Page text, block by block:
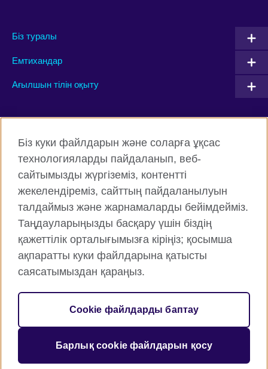
Біз туралы
Емтихандар
Ағылшын тілін оқыту
Connect with us
Facebook Twitter
Instagram YouTube
Flickr
British Council жаһанды түрде
Құпиялық және пайдалану шарттары
Cookie файлдары
Веб-тораптың картасы
© 2026 British Council
Біз куки файлдарын және соларға ұқсас
технологияларды пайдаланып, веб-
сайтымызды жүргіземіз, контентті
жекелендіреміз, сайттың пайдаланылуын
талдаймыз және жарнамаларды бейімдейміз.
Таңдауларыңызды басқару үшін біздің
қажеттілік орталығымызға кіріңіз; қосымша
ақпаратты куки файлдарына қатысты
саясатымыздан қараңыз.
Cookie файлдарды баптау
Барлық cookie файлдарын қосу